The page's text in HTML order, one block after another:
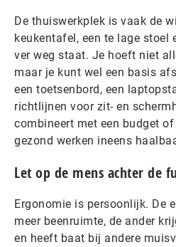
De thuiswerkplek is vaak de
keukentafel, een te lage stoel
ver weg staat. Je hoeft niet
maar je kunt wel een basis
een toetsenbord, een
richtlijnen voor zit- en
combineert met een budget
gezond werken ineens
Let op de mens achter de
Ergonomie is persoonlijk. De
meer beenruimte, de ander
en heeft baat bij andere